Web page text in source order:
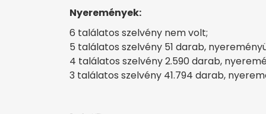
Nyeremények:
6 találatos szelvény nem volt;
5 találatos szelvény 51 darab,
4 találatos szelvény 2.590 darab,
3 találatos szelvény 41.794 darab,